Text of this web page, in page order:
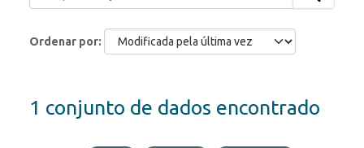
Ordenar por
1 conjunto de dados encontrado